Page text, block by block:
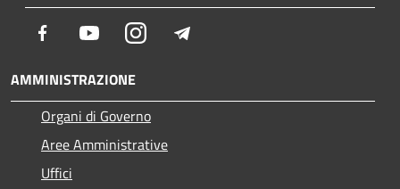
Facebook YoutubeInstagram
AMMINISTRAZIONE
Organi di Governo
Aree Amministrative
Uffici